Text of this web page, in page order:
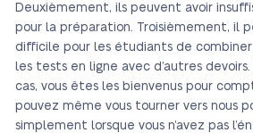
Deuxièmement, ils peuvent avoir
pour la préparation. Troisièmement, il
difficile pour les étudiants de
les tests en ligne avec d’autres
cas, vous êtes les bienvenus pour
pouvez même vous tourner vers nous
simplement lorsque vous n’avez pas